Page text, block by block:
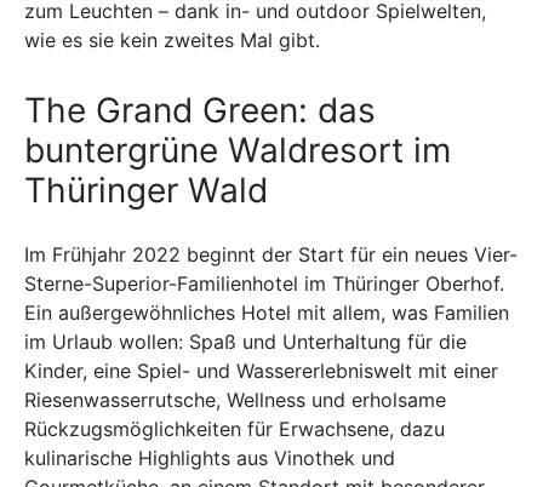
zum Leuchten – dank in- und outdoor Spielwelten,
wie es sie kein zweites Mal gibt.
The Grand Green: das
buntergrüne Waldresort im
Thüringer Wald
Im Frühjahr 2022 beginnt der Start für ein neues Vier-
Sterne-Superior-Familienhotel im Thüringer Oberhof.
Ein außergewöhnliches Hotel mit allem, was Familien
im Urlaub wollen: Spaß und Unterhaltung für die
Kinder, eine Spiel- und Wassererlebniswelt mit einer
Riesenwasserrutsche, Wellness und erholsame
Rückzugsmöglichkeiten für Erwachsene, dazu
kulinarische Highlights aus Vinothek und